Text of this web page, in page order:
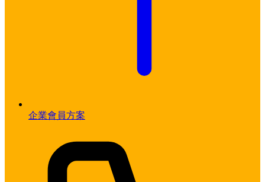
企業會員方案